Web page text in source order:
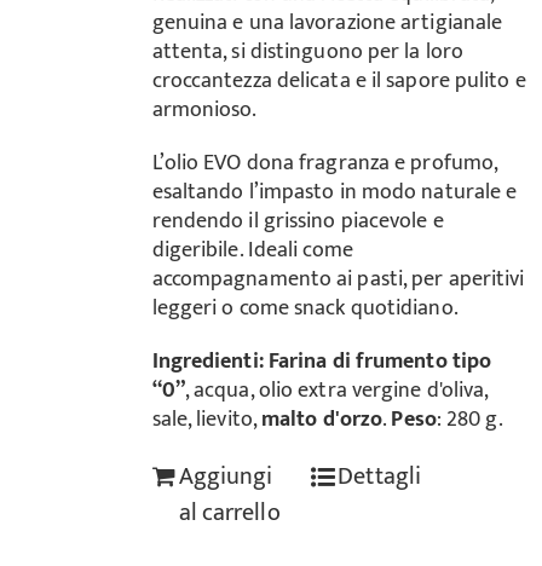
genuina e una lavorazione artigianale
attenta, si distinguono per la loro
croccantezza delicata e il sapore pulito e
armonioso.
L’olio EVO dona fragranza e profumo,
esaltando l’impasto in modo naturale e
rendendo il grissino piacevole e
digeribile. Ideali come
accompagnamento ai pasti, per aperitivi
leggeri o come snack quotidiano.
Ingredienti:Farina di frumento tipo
“0”, acqua, olio extra vergine d'oliva,
sale, lievito,malto d'orzo.Peso: 280 g.
Aggiungi
al carrello
Dettagli